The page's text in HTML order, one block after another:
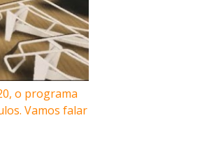
o programa
Vamos falar